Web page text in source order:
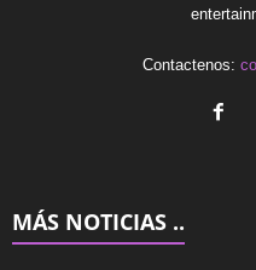
Contactenos:
MÁS NOTICIAS ..